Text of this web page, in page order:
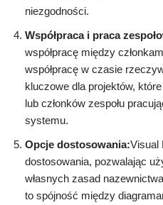
niezgodności.
Współpraca i praca
współpracę między
współpracę w czasie
kluczowe dla projektów,
lub członków zespołu
systemu.
Opcje dostosowania:Visual
dostosowania, pozwalając
własnych zasad
to spójność między